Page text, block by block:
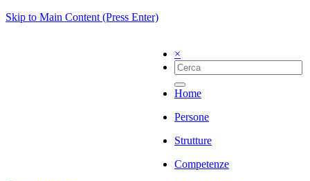
Skip to Main Content (Press Enter)
×
Home
Persone
Strutture
Competenze